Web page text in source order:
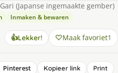
Gari (Japanse ingemaakte gember)
Inmaken & bewaren
👍Lekker! Maak favoriet1
Pinterest Kopieer link Print